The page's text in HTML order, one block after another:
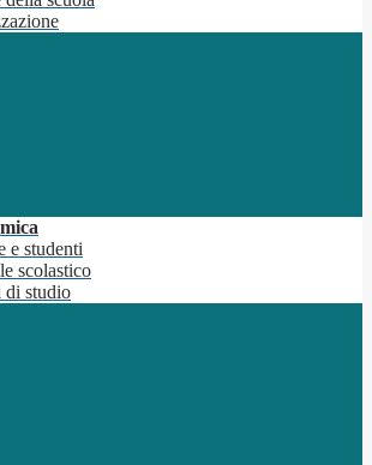
e studenti
scolastico
di studio